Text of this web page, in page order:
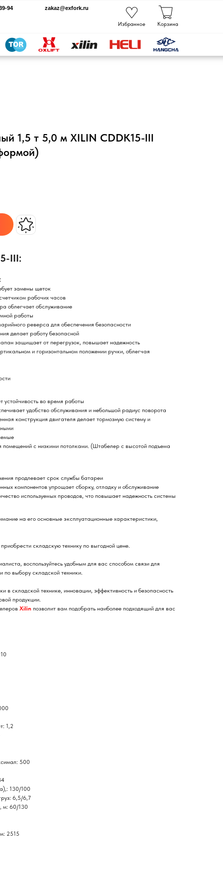
1,5 т 5,0 м XILIN CDDK15-III
III:
замены щеток
рабочих часов
облегчает обслуживание
работы
реверса для обеспечения безопасности
делает работу безопасной
защищает от перегрузок, повышает надежность
и горизонтальном положении ручки, облегчая
устойчивость во время работы
удобство обслуживания и небольшой радиус поворота
конструкция двигателя делает тормозную систему и
помещений с низкими потолками. (Штабелер с высотой подъема
продлевает срок службы батареи
компонентов упрощает сборку, отладку и обслуживание
используемых проводов, что повышает надежность системы
на его основные эксплуатационные характеристики,
складскую технику по выгодной цене.
воспользуйтесь удобным для вас способом связи для
выбору складской техники.
в складской технике, инновации, эффективность и безопасность
продукции.
Xilin позволит вам подобрать наиболее подходящий для вас
1,2
500
130/100
6,5/6,7
м: 60/130
2515